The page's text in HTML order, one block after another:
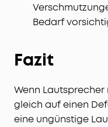
Bedarf
Fazit
Wenn
gleich auf einen
eine ungünstige